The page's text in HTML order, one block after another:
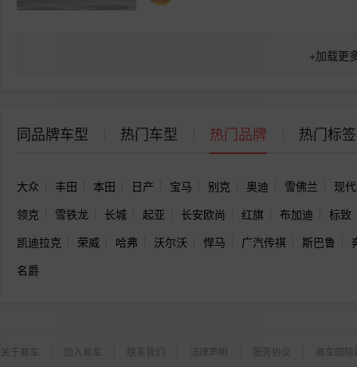
+加载更
同品牌车型 热门车型 热门品牌 热门标签
大众 丰田 本田 日产 宝马 别克 奥迪 雪佛兰
现代
领克
雪铁龙 长城 起亚 长安欧尚 红旗 布加迪
标致
凯迪拉克
荣威 哈弗 沃尔沃 悍马 广汽传祺 斯巴鲁
名爵
关于易车 加入易车 联系我们 法律声明 服务协议 易车国际